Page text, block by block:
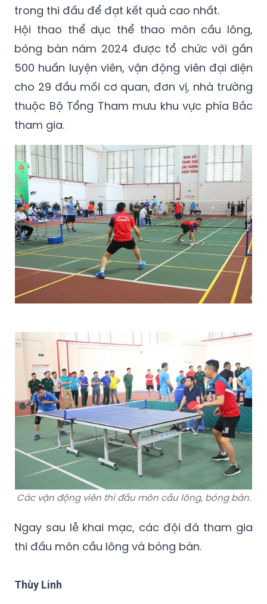
trong thi đấu để đạt kết quả cao nhất.
Hội thao thể dục thể thao môn cầu lông,
bóng bàn năm 2024 được tổ chức với gần
500 huấn luyện viên, vận động viên đại diện
cho 29 đầu mối cơ quan, đơn vị, nhà trường
thuộc Bộ Tổng Tham mưu khu vực phía Bắc
tham gia.
Các vận động viên thi đấu môn cầu lông, bóng bàn.
Ngay sau lễ khai mạc, các đội đã tham gia
thi đấu môn cầu lông và bóng bàn.
Thùy Linh